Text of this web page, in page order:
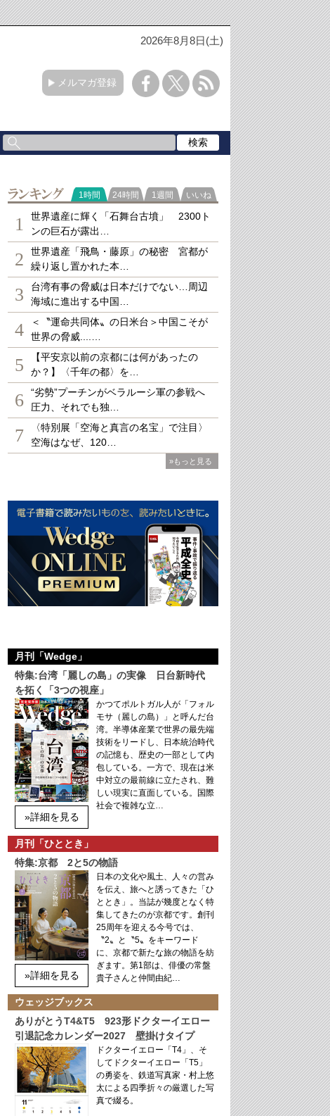
2026年8月8日(土)
メルマガ登録
ランキング
1時間 24時間 1週間 いいね
1
世界遺産に輝く「石舞台古墳」 2300ト
ンの巨石が露出…
2
世界遺産「飛鳥・藤原」の秘密 宮都が
繰り返し置かれた本…
3
台湾有事の脅威は日本だけでない…周辺
海域に進出する中国…
4
＜〝運命共同体〟の日米台＞中国こそが
世界の脅威....…
5
【平安京以前の京都には何があったの
か？】〈千年の都〉を…
6
“劣勢”プーチンがベラルーシ軍の参戦へ
圧力、それでも独…
7
〈特別展「空海と真言の名宝」で注目〉
空海はなぜ、120…
»もっと見る
月刊「Wedge」
特集:台湾「麗しの島」の実像 日台新時代
を拓く「3つの視座」
»詳細を見る
かつてポルトガル人が「フォル
モサ（麗しの島）」と呼んだ台
湾。半導体産業で世界の最先端
技術をリードし、日本統治時代
の記憶も、歴史の一部として内
包している。一方で、現在は米
中対立の最前線に立たされ、難
しい現実に直面している。国際
社会で複雑な立…
月刊「ひととき」
特集:京都 2と5の物語
»詳細を見る
日本の文化や風土、人々の営み
を伝え、旅へと誘ってきた「ひ
ととき」。当誌が幾度となく特
集してきたのが京都です。創刊
25周年を迎える今号では、
〝2〟と〝5〟をキーワード
に、京都で新たな旅の物語を紡
ぎます。第1部は、俳優の常盤
貴子さんと仲間由紀…
ウェッジブックス
ありがとうT4&T5 923形ドクターイエロー
引退記念カレンダー2027 壁掛けタイプ
ドクターイエロー「T4」、そ
してドクターイエロー「T5」
の勇姿を、鉄道写真家・村上悠
太による四季折々の厳選した写
真で綴る。